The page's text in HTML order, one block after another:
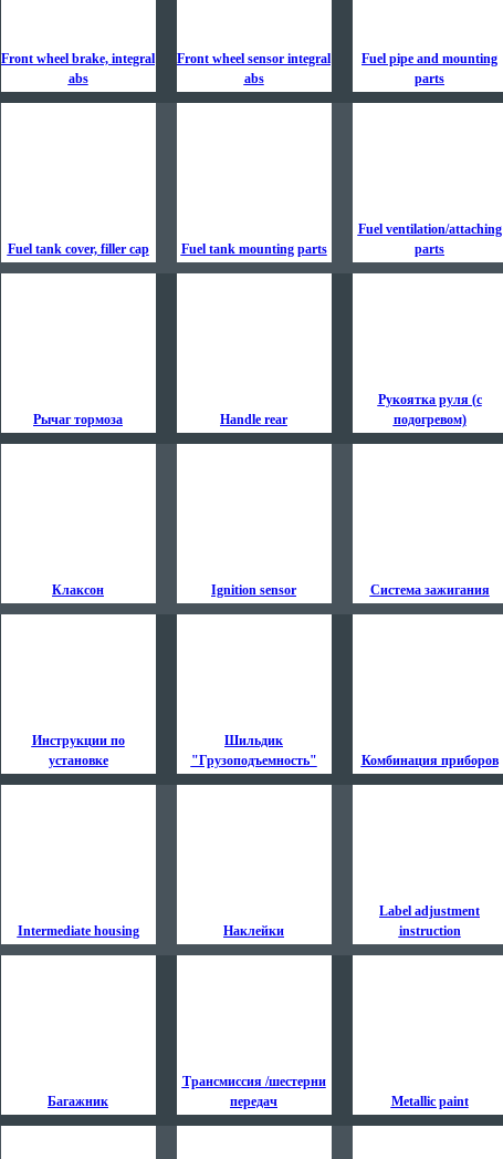
Front wheel brake, integral
abs
Front wheel sensor integral
abs
Fuel pipe and mounting
parts
Fuel tank cover, filler cap Fuel tank mounting parts
Fuel ventilation/attaching
parts
Рычаг тормоза Handle rear
Рукоятка руля (с
подогревом)
Клаксон Ignition sensor Система зажигания
Инструкции по
установке
Шильдик
"Грузоподъемность"
Комбинация приборов
Intermediate housing Наклейки
Label adjustment
instruction
Багажник
Трансмиссия /шестерни
передач
Metallic paint